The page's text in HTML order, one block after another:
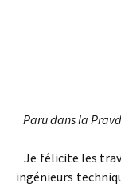
Paru dans la
Je félicite les
ingénieurs